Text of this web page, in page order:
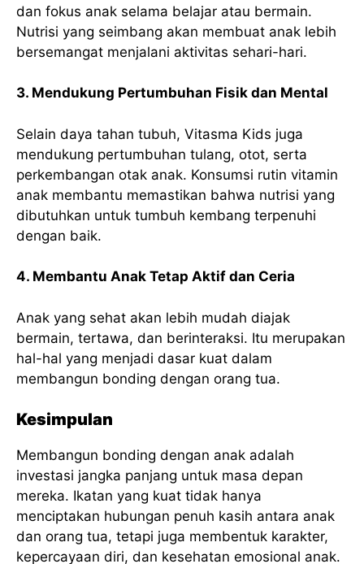
dan fokus anak selama belajar atau bermain.
Nutrisi yang seimbang akan membuat anak lebih
bersemangat menjalani aktivitas sehari-hari.
3. Mendukung Pertumbuhan Fisik dan Mental
Selain daya tahan tubuh, Vitasma Kids juga
mendukung pertumbuhan tulang, otot, serta
perkembangan otak anak. Konsumsi rutin vitamin
anak membantu memastikan bahwa nutrisi yang
dibutuhkan untuk tumbuh kembang terpenuhi
dengan baik.
4. Membantu Anak Tetap Aktif dan Ceria
Anak yang sehat akan lebih mudah diajak
bermain, tertawa, dan berinteraksi. Itu merupakan
hal-hal yang menjadi dasar kuat dalam
membangun bonding dengan orang tua.
Kesimpulan
Membangun bonding dengan anak adalah
investasi jangka panjang untuk masa depan
mereka. Ikatan yang kuat tidak hanya
menciptakan hubungan penuh kasih antara anak
dan orang tua, tetapi juga membentuk karakter,
kepercayaan diri, dan kesehatan emosional anak.